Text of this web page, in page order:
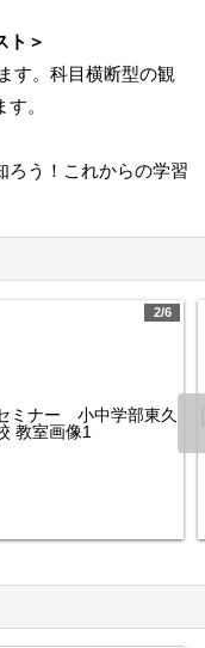
ト＞
す。科目横断型の観
。
ろう！これからの学習
2/6